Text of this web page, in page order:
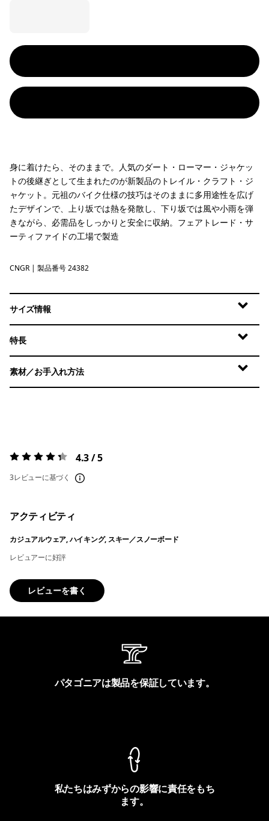
身に着けたら、そのままで。人気のダート・ローマー・ジャケッ
トの後継ぎとして生まれたのが新製品のトレイル・クラフト・ジ
ャケット。元祖のバイク仕様の技巧はそのままに多用途性を広げ
たデザインで、上り坂では熱を発散し、下り坂では風や小雨を弾
きながら、必需品をしっかりと安全に収納。フェアトレード・サ
ーティファイドの工場で製造
Canopy Green
CNGR | 製品番号 24382
サイズ情報
特長
素材／お手入れ方法
評価:4.3 / 5 4.3 / 5
3レビューに基づく
アクティビティ
カジュアルウェア, ハイキング, スキー／スノーボード
レビュアーに好評
レビューを書く
パタゴニアは製品を保証しています。
私たちはみずからの影響に責任をもち
ます。